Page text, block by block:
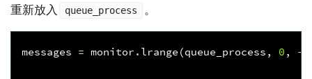
重新放入
queue_process 。
messages = monitor . lrange (queue_process , 0 , -